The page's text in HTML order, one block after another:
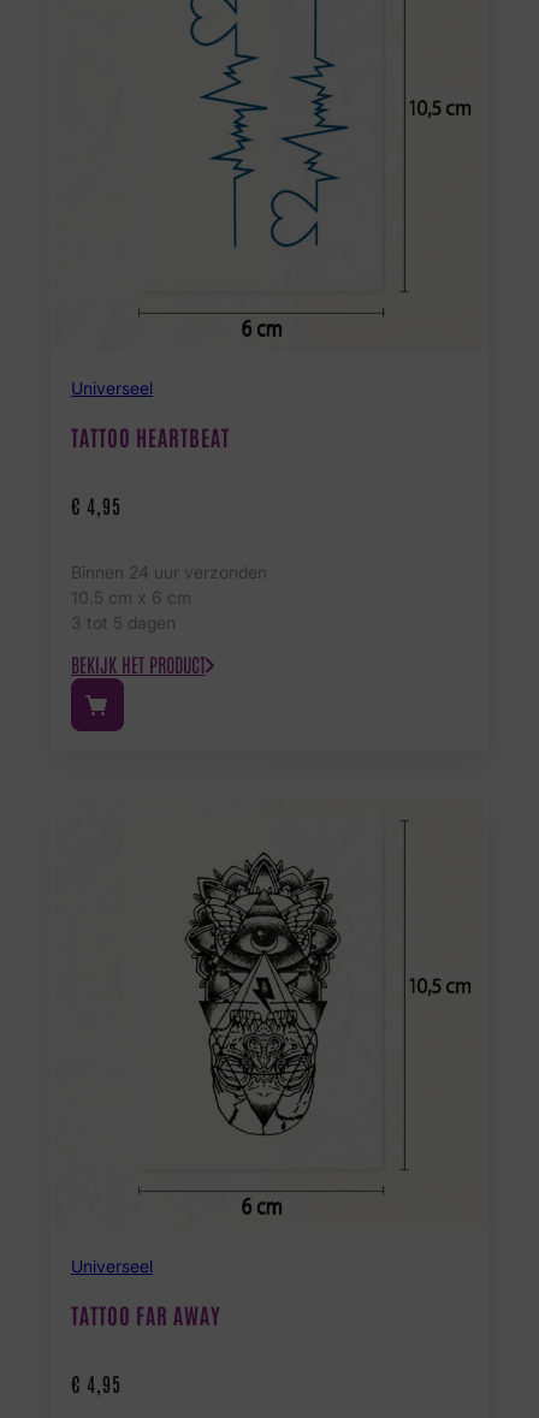
Universeel
TATTOO HEARTBEAT
€ 4,95
Binnen 24 uur verzonden
10.5 cm x 6 cm
3 tot 5 dagen
BEKIJK HET PRODUCT
Universeel
TATTOO FAR AWAY
€ 4,95